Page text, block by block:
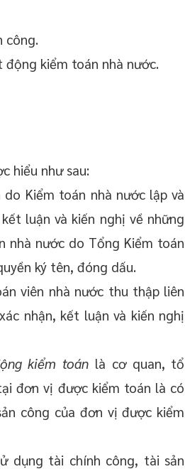
công.
động kiểm toán nhà nước.
hiểu như sau:
do Kiểm toán nhà nước lập và
luận và kiến nghị về những
nhà nước do Tổng Kiểm toán
ký tên, đóng dấu.
viên nhà nước thu thập liên
nhận, kết luận và kiến nghị
kiểm toán là cơ quan, tổ
đơn vị được kiểm toán là có
công của đơn vị được kiểm
dụng tài chính công, tài sản